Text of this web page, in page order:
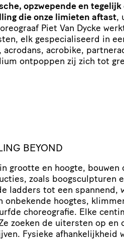
opzwepende en
die onze limieten aftast,
Piet Van Dycke
elk gespecialiseerd in
acrobike,
ontpoppen zij zich tot
BEYOND
grootte en hoogte, bouwen
zoals boogsculpturen
ladders tot een spannend,
onbekende hoogtes,
choreografie. Elke
zoeken de uitersten op en
Fysieke afhankelijkheid